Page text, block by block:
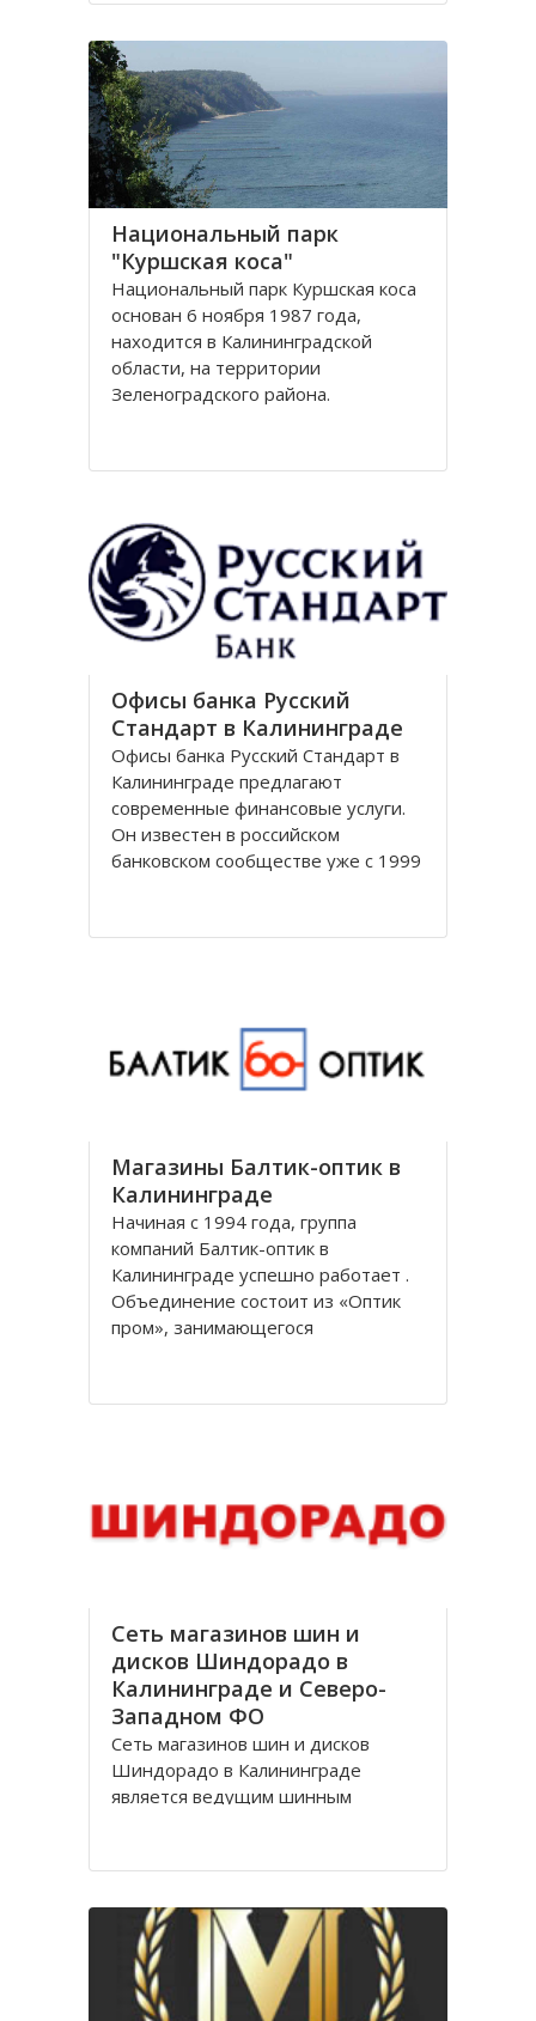
Национальный парк
"Куршская коса"
Национальный парк Куршская коса
основан 6 ноября 1987 года,
находится в Калининградской
области, на территории
Зеленоградского района.
стал одним из первых
Союзе, организованных в конце
80-х годов. Позже он был включен
в
Офисы банка Русский
Стандарт в Калининграде
Офисы банка Русский Стандарт в
Калининграде предлагают
современные финансовые услуги.
Он известен в российском
банковском сообществе уже с 1999
настоящее время он является
Магазины Балтик-оптик в
Калининграде
Начиная с 1994 года, группа
компаний Балтик-оптик в
Калининграде успешно работает .
Объединение состоит из «Оптик
пром», занимающегося
оптическая компания,
Сеть магазинов шин и
дисков Шиндорадо в
Калининграде и Северо-
Западном ФО
Сеть магазинов шин и дисков
Шиндорадо в Калининграде
является ведущим шинным
восемь магазинов, но компания не
желает останавливаться на
достигнутом уровне и продолжает
расширяться.
Магазины Шиндорадо в